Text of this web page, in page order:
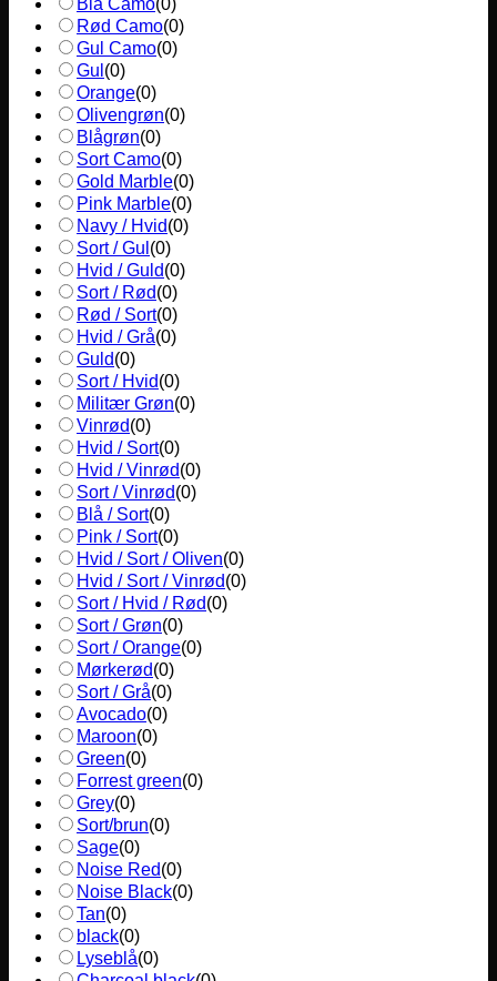
Rød Camo(0)
Gul Camo(0)
Gul (0)
Orange(0)
Olivengrøn(0)
Blågrøn(0)
Sort Camo(0)
Gold Marble(0)
Pink Marble(0)
Navy / Hvid(0)
Sort / Gul (0)
Hvid / Guld(0)
Sort / Rød(0)
Rød / Sort(0)
Hvid / Grå(0)
Guld(0)
Sort / Hvid(0)
Militær Grøn(0)
Vinrød(0)
Hvid / Sort(0)
Hvid / Vinrød(0)
Sort / Vinrød(0)
Blå / Sort(0)
Pink / Sort(0)
Hvid / Sort / Oliven(0)
Hvid / Sort / Vinrød(0)
Sort / Hvid / Rød(0)
Sort / Grøn(0)
Sort / Orange(0)
Mørkerød(0)
Sort / Grå(0)
Avocado(0)
Maroon(0)
Green(0)
Forrest green(0)
Grey(0)
Sort/brun(0)
Sage(0)
Noise Red(0)
Noise Black(0)
Tan(0)
black(0)
Lyseblå(0)